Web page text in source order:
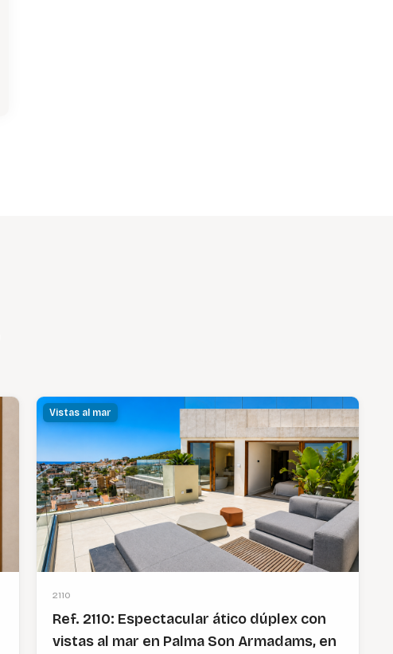
Vistas al mar
2110
Ref. 2110: Espectacular ático dúplex con
vistas al mar en Palma Son Armadams, en